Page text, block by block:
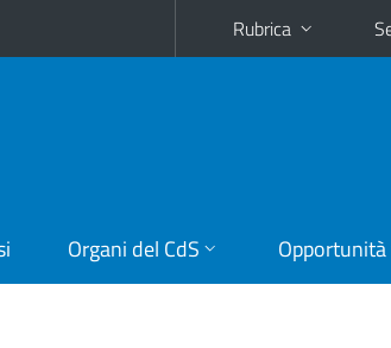
Rubrica
Organi del CdS Opportunità